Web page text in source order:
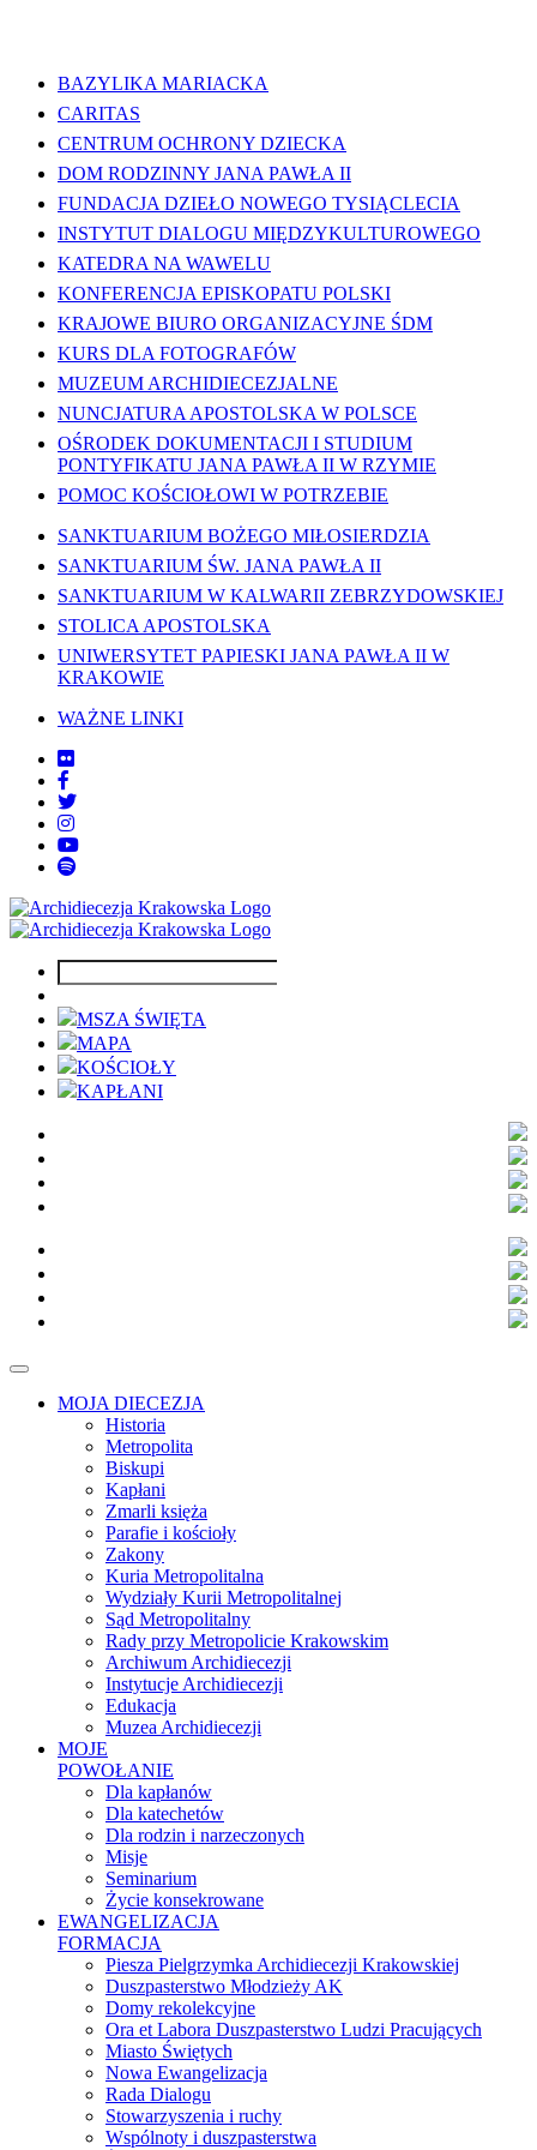
BAZYLIKA MARIACKA
CARITAS
CENTRUM OCHRONY DZIECKA
DOM RODZINNY JANA PAWŁA II
FUNDACJA DZIEŁO NOWEGO TYSIĄCLECIA
INSTYTUT DIALOGU MIĘDZYKULTUROWEGO
KATEDRA NA WAWELU
KONFERENCJA EPISKOPATU POLSKI
KRAJOWE BIURO ORGANIZACYJNE ŚDM
KURS DLA FOTOGRAFÓW
MUZEUM ARCHIDIECEZJALNE
NUNCJATURA APOSTOLSKA W POLSCE
OŚRODEK DOKUMENTACJI I STUDIUM
PONTYFIKATU JANA PAWŁA II W RZYMIE
POMOC KOŚCIOŁOWI W POTRZEBIE
SANKTUARIUM BOŻEGO MIŁOSIERDZIA
SANKTUARIUM ŚW. JANA PAWŁA II
SANKTUARIUM W KALWARII ZEBRZYDOWSKIEJ
STOLICA APOSTOLSKA
UNIWERSYTET PAPIESKI JANA PAWŁA II W
KRAKOWIE
WAŻNE LINKI
MSZA ŚWIĘTA
MAPA
KOŚCIOŁY
KAPŁANI
MOJA DIECEZJA
Historia
Metropolita
Biskupi
Kapłani
Zmarli księża
Parafie i kościoły
Zakony
Kuria Metropolitalna
Wydziały Kurii Metropolitalnej
Sąd Metropolitalny
Rady przy Metropolicie Krakowskim
Archiwum Archidiecezji
Instytucje Archidiecezji
Edukacja
Muzea Archidiecezji
MOJE
POWOŁANIE
Dla kapłanów
Dla katechetów
Dla rodzin i narzeczonych
Misje
Seminarium
Życie konsekrowane
EWANGELIZACJA
FORMACJA
Piesza Pielgrzymka Archidiecezji Krakowskiej
Duszpasterstwo Młodzieży AK
Domy rekolekcyjne
Ora et Labora Duszpasterstwo Ludzi Pracujących
Miasto Świętych
Nowa Ewangelizacja
Rada Dialogu
Stowarzyszenia i ruchy
Wspólnoty i duszpasterstwa